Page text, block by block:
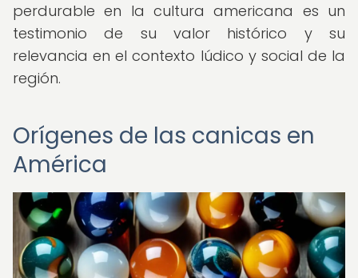
perdurable en la cultura americana es un
testimonio de su valor histórico y su
relevancia en el contexto lúdico y social de la
región.
Orígenes de las canicas en
América